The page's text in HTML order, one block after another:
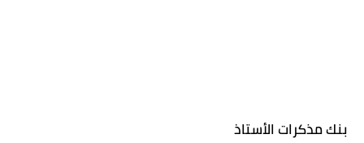
بنك مذكرات الأستاذ